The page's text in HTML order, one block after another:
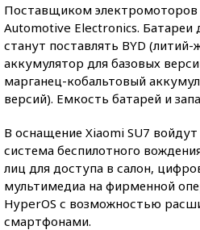
Поставщиком электромоторов
Automotive Electronics. Батареи
станут поставлять BYD
аккумулятор для базовых
марганец-кобальтовый
версий). Емкость батарей и
В оснащение Xiaomi SU7
система беспилотного
лиц для доступа в салон,
мультимедиа на фирменной
HyperOS с возможностью
смартфонами.